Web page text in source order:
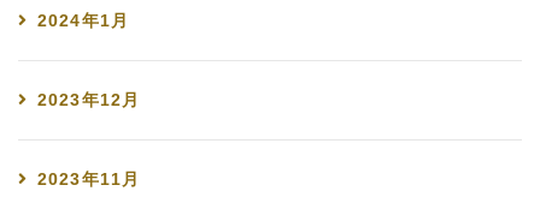
2024年1月
2023年12月
2023年11月